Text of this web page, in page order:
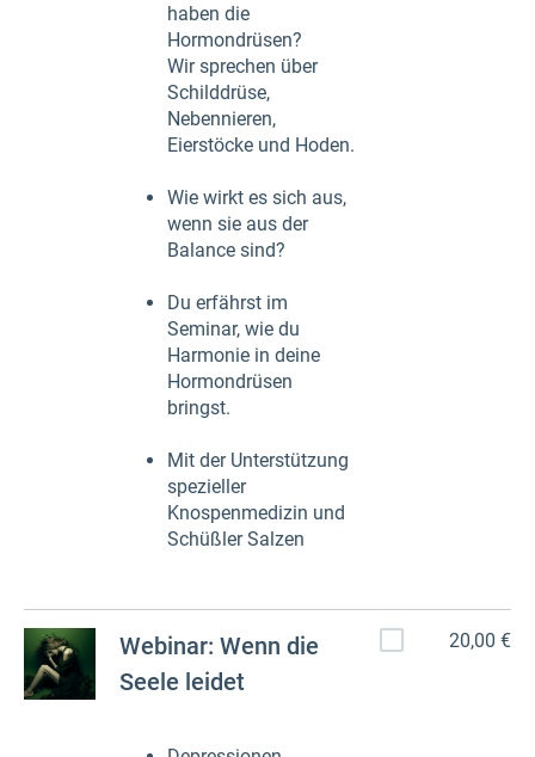
haben die
Hormondrüsen?
Wir sprechen über
Schilddrüse,
Nebennieren,
Eierstöcke und Hoden.
Wie wirkt es sich aus,
wenn sie aus der
Balance sind?
Du erfährst im
Seminar, wie du
Harmonie in deine
Hormondrüsen
bringst.
Mit der Unterstützung
spezieller
Knospenmedizin und
Schüßler Salzen
Webinar: Wenn die
Seele leidet
20,00 €